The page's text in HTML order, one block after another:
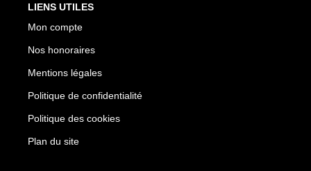
LIENS UTILES
Mon compte
Nos honoraires
Mentions légales
Politique de confidentialité
Politique des cookies
Plan du site